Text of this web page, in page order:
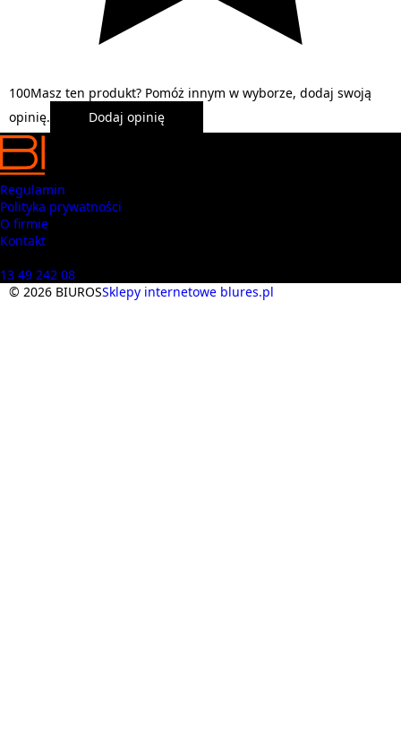
100Masz ten produkt? Pomóż innym w wyborze, dodaj swoją
opinię.
Dodaj opinię
Regulamin
Polityka prywatności
O firmie
Kontakt
13 49 242 08
© 2026 BIUROSSklepy internetowe blures.pl